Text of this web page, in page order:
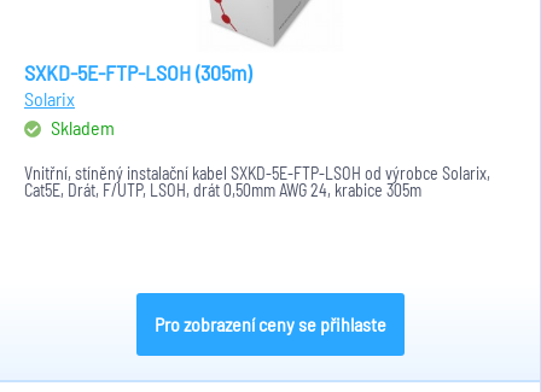
SXKD-5E-FTP-LSOH (305m)
Solarix
Skladem
Vnitřní, stíněný instalační kabel SXKD-5E-FTP-LSOH od výrobce Solarix,
Cat5E, Drát, F/UTP, LSOH, drát 0,50mm AWG 24, krabice 305m
Pro zobrazení ceny se přihlaste